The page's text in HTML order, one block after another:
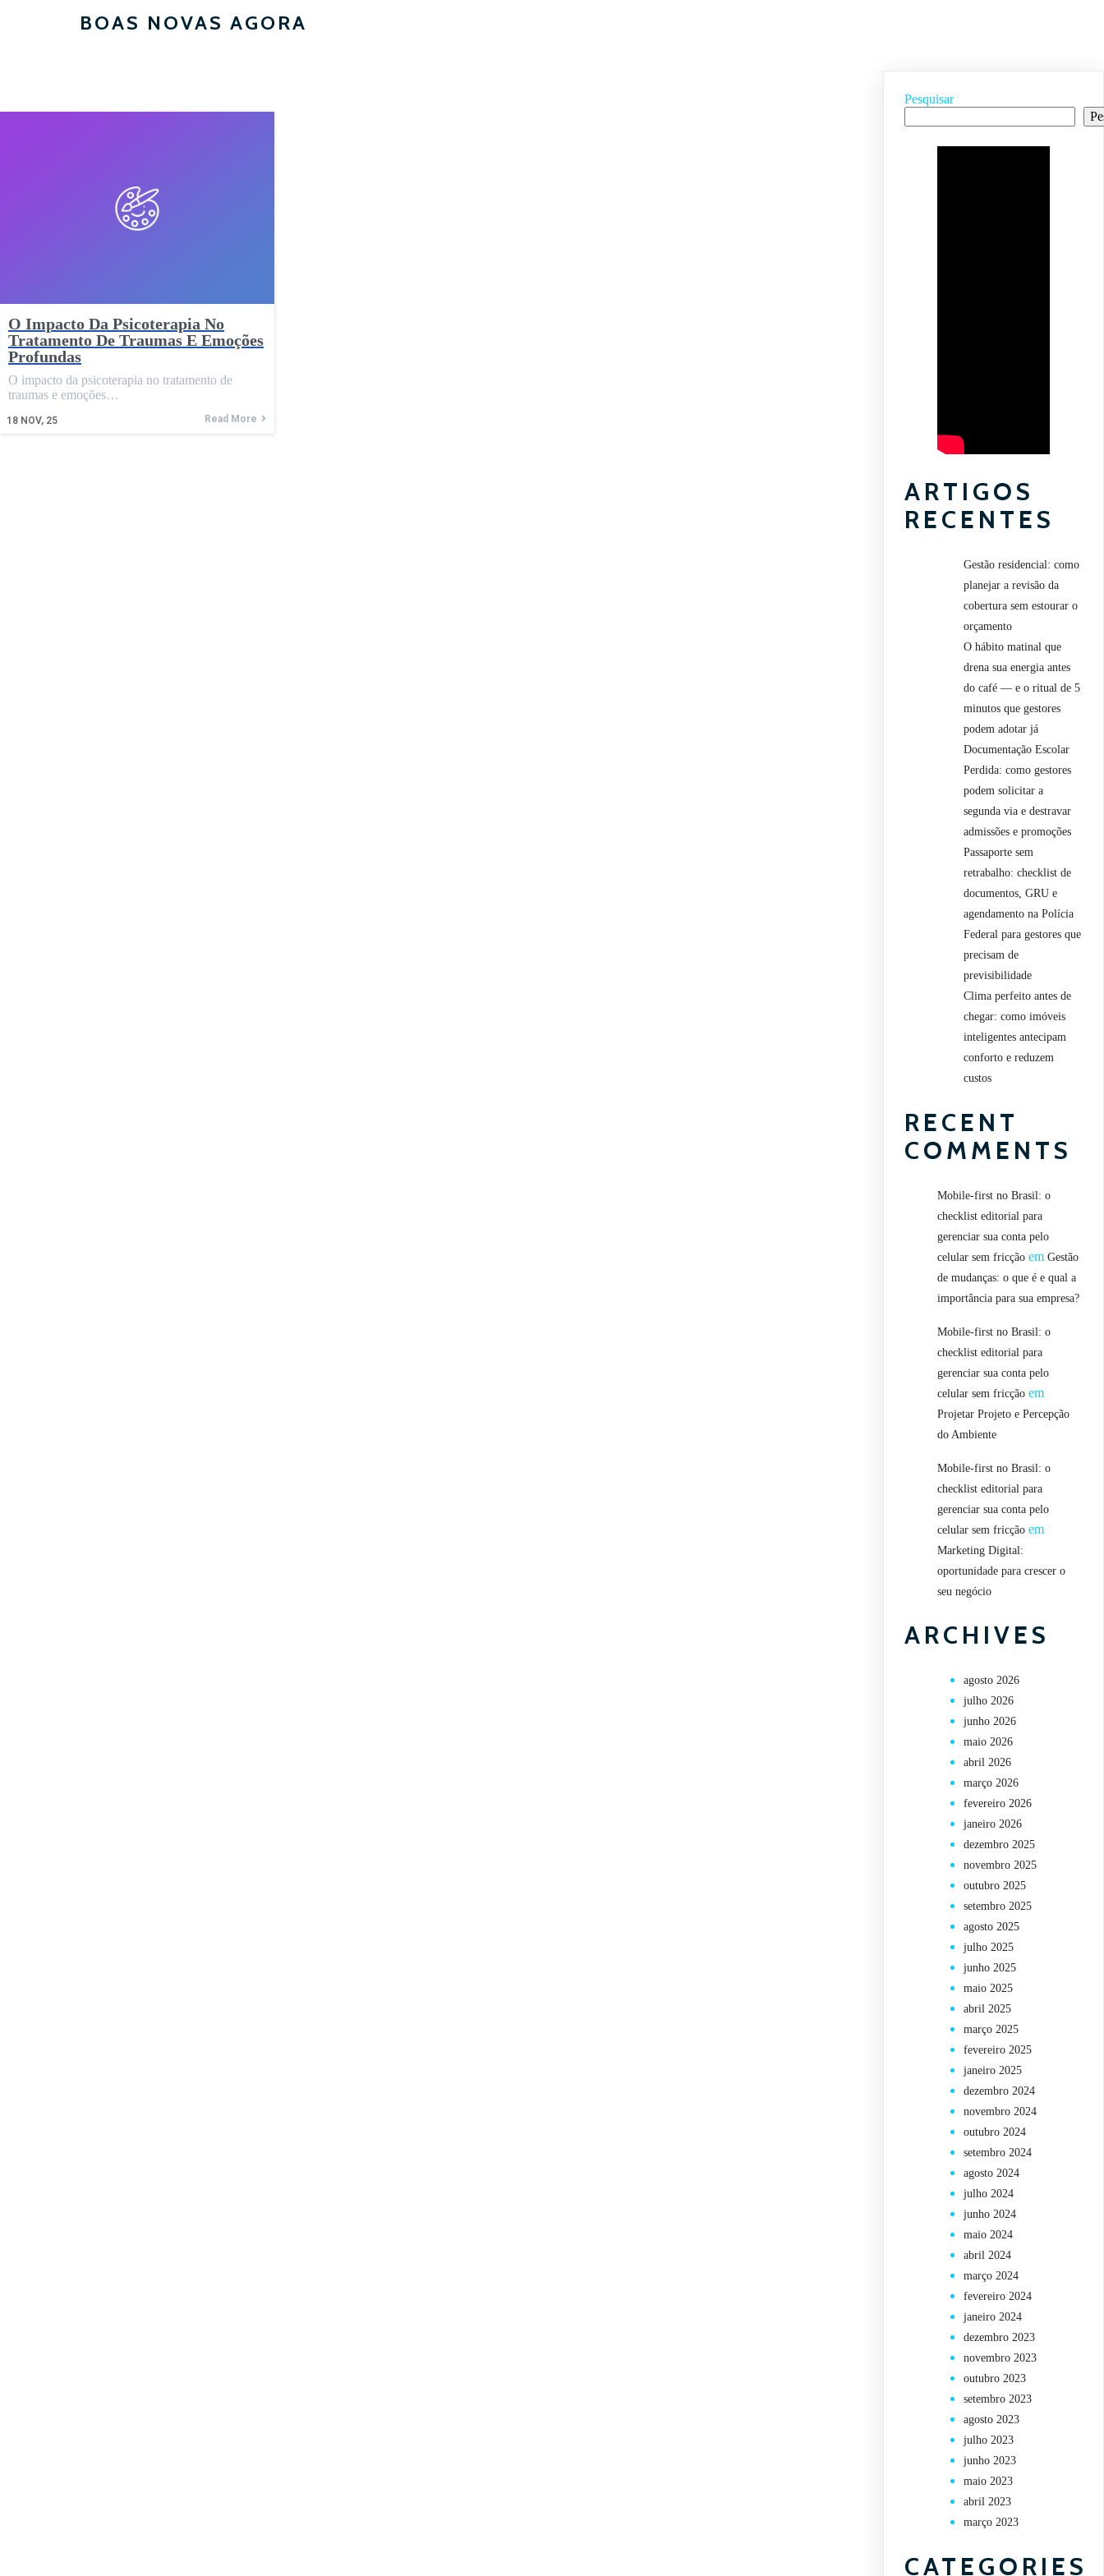
BOAS NOVAS AGORA
O Impacto Da Psicoterapia No
Tratamento De Traumas E Emoções
Profundas
18 NOV, 25
O impacto da psicoterapia no tratamento de
traumas e emoções…
Read More
Pesquisar
ARTIGOS
RECENTES
Gestão residencial: como
planejar a revisão da
cobertura sem estourar o
orçamento
O hábito matinal que
drena sua energia antes
do café — e o ritual de 5
minutos que gestores
podem adotar já
Documentação Escolar
Perdida: como gestores
podem solicitar a
segunda via e destravar
admissões e promoções
Passaporte sem
retrabalho: checklist de
documentos, GRU e
agendamento na Polícia
Federal para gestores que
precisam de
previsibilidade
Clima perfeito antes de
chegar: como imóveis
inteligentes antecipam
conforto e reduzem
custos
RECENT
COMMENTS
Mobile-first no Brasil: o
checklist editorial para
gerenciar sua conta pelo
celular sem fricção emGestão
de mudanças: o que é e qual a
importância para sua empresa?
Mobile-first no Brasil: o
checklist editorial para
gerenciar sua conta pelo
celular sem fricção em
Projetar Projeto e Percepção
do Ambiente
Mobile-first no Brasil: o
checklist editorial para
gerenciar sua conta pelo
celular sem fricção em
Marketing Digital:
oportunidade para crescer o
seu negócio
ARCHIVES
agosto 2026
julho 2026
junho 2026
maio 2026
abril 2026
março 2026
fevereiro 2026
janeiro 2026
dezembro 2025
novembro 2025
outubro 2025
setembro 2025
agosto 2025
julho 2025
junho 2025
maio 2025
abril 2025
março 2025
fevereiro 2025
janeiro 2025
dezembro 2024
novembro 2024
outubro 2024
setembro 2024
agosto 2024
julho 2024
junho 2024
maio 2024
abril 2024
março 2024
fevereiro 2024
janeiro 2024
dezembro 2023
novembro 2023
outubro 2023
setembro 2023
agosto 2023
julho 2023
junho 2023
maio 2023
abril 2023
março 2023
CATEGORIES